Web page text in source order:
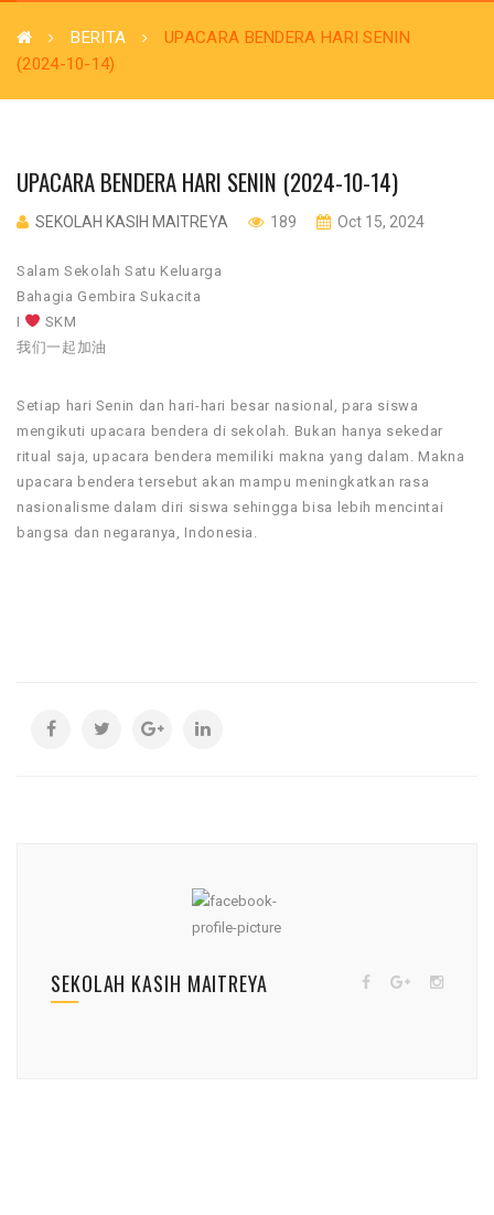
BERITA
UPACARA BENDERA HARI SENIN
(2024-10-14)
UPACARA BENDERA HARI SENIN (2024-10-14)
SEKOLAH KASIH MAITREYA 189 Oct 15, 2024
Salam Sekolah Satu Keluarga
Bahagia Gembira Sukacita
I
SKM
我们一起加油
Setiap hari Senin dan hari-hari besar nasional, para siswa
mengikuti upacara bendera di sekolah. Bukan hanya sekedar
ritual saja, upacara bendera memiliki makna yang dalam. Makna
upacara bendera tersebut akan mampu meningkatkan rasa
nasionalisme dalam diri siswa sehingga bisa lebih mencintai
bangsa dan negaranya, Indonesia.
SEKOLAH KASIH MAITREYA